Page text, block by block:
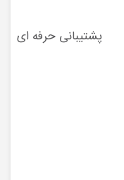
پشتیبانی حرفه ای